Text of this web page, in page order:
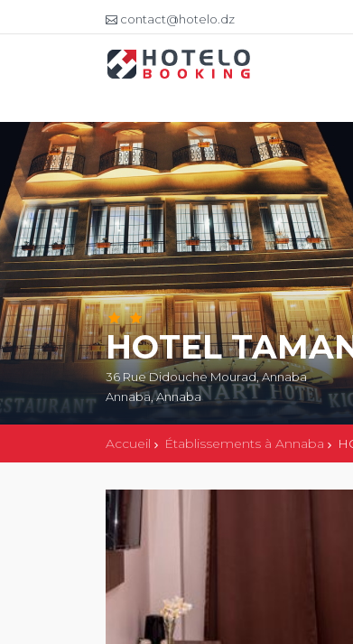
contact@hotelo.dz
HOTEL
36 Rue Didouche Mourad, Annaba
Annaba, Annaba
Accueil Établissements à Annaba